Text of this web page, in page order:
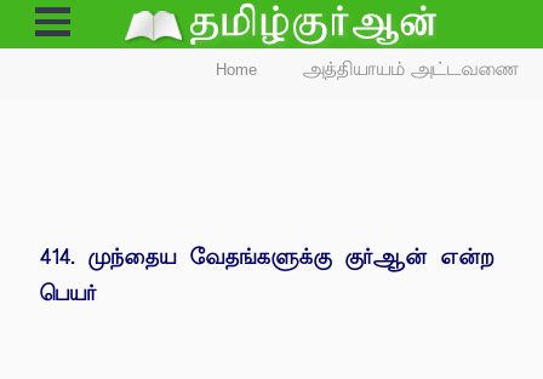
Open
Menu
Home அத்தியாயம் அட்டவணை
414. முந்தைய வேதங்களுக்கு குர்ஆன் என்ற
பெயர்